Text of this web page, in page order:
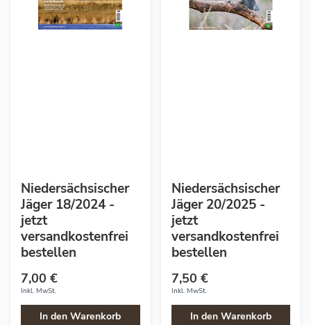
Niedersächsischer
Jäger 18/2024 -
jetzt
versandkostenfrei
bestellen
7,00 €
Inkl. MwSt.
In den Warenkorb
Niedersächsischer
Jäger 20/2025 -
jetzt
versandkostenfrei
bestellen
7,50 €
Inkl. MwSt.
In den Warenkorb